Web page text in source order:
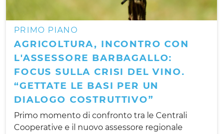
PRIMO PIANO
AGRICOLTURA, INCONTRO CON
L'ASSESSORE BARBAGALLO:
FOCUS SULLA CRISI DEL VINO.
“GETTATE LE BASI PER UN
DIALOGO COSTRUTTIVO”
Primo momento di confronto tra le Centrali
Cooperative e il nuovo assessore regionale